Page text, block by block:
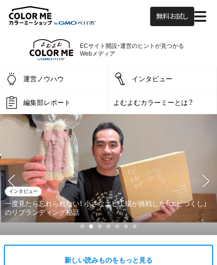
無料お試し
よむよむカラーミー
ECサイト開設・運営のヒントが見つかる
Webメディア
運営ノウハウ インタビュー
編集部レポート よむよむカラーミーとは？
インタビュー
一度見たら忘れられない！ 小さなエビ工場が挑戦した「エビづくし」
のリブランディング秘話
新しい読みものをもっと見る